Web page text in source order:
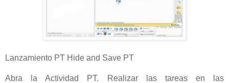
Lanzamiento PT Hide and Save PT
Abra la Actividad PT. Realizar las tareas en las